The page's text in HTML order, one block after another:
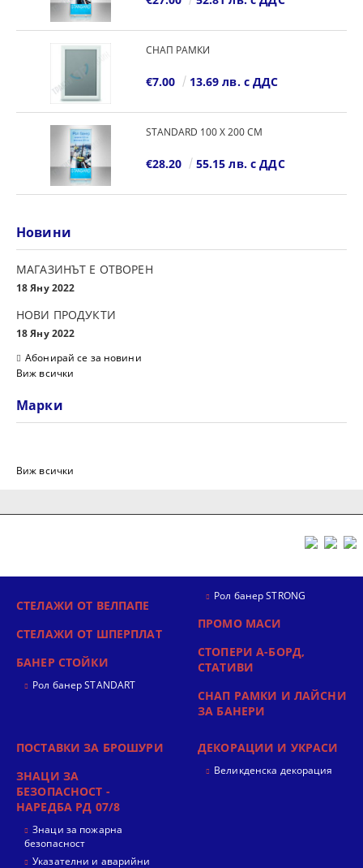
СНАП РАМКИ
€7.00 13.69 лв. с ДДС
STANDARD 100 Х 200 СМ
€28.20 55.15 лв. с ДДС
Новини
МАГАЗИНЪТ Е ОТВОРЕН
18 Яну 2022
НОВИ ПРОДУКТИ
18 Яну 2022
Абонирай се за новини
Виж всички
Марки
Виж всички
СТЕЛАЖИ ОТ ВЕЛПАПЕ
СТЕЛАЖИ ОТ ШПЕРПЛАТ
БАНЕР СТОЙКИ
Рол банер STANDART
Рол банер STRONG
ПРОМО МАСИ
СТОПЕРИ А-БОРД,
СТАТИВИ
СНАП РАМКИ И ЛАЙСНИ
ЗА БАНЕРИ
ПОСТАВКИ ЗА БРОШУРИ
ЗНАЦИ ЗА
БЕЗОПАСНОСТ -
НАРЕДБА РД 07/8
Знаци за пожарна
безопасност
Указателни и аварийни
ДЕКОРАЦИИ И УКРАСИ
Великденска декорация